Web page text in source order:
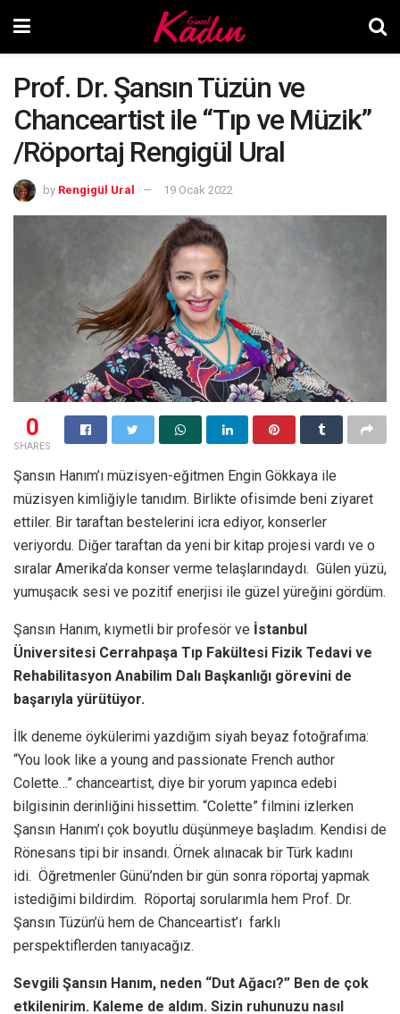
Prof. Dr. Şansın Tüzün ve
Chanceartist ile “Tıp ve Müzik”
/Röportaj Rengigül Ural
by Rengigül Ural 19 Ocak 2022
0
SHARES
Şansın Hanım’ı müzisyen-eğitmen Engin Gökkaya ile
müzisyen kimliğiyle tanıdım. Birlikte ofisimde beni ziyaret
ettiler. Bir taraftan bestelerini icra ediyor, konserler
veriyordu. Diğer taraftan da yeni bir kitap projesi vardı ve o
sıralar Amerika’da konser verme telaşlarındaydı. Gülen yüzü,
yumuşacık sesi ve pozitif enerjisi ile güzel yüreğini gördüm.
Şansın Hanım, kıymetli bir profesör ve İstanbul
Üniversitesi Cerrahpaşa Tıp Fakültesi Fizik Tedavi ve
Rehabilitasyon Anabilim Dalı Başkanlığı görevini de
başarıyla yürütüyor.
İlk deneme öykülerimi yazdığım siyah beyaz fotoğrafıma:
“You look like a young and passionate French author
Colette…” chanceartist, diye bir yorum yapınca edebi
bilgisinin derinliğini hissettim. “Colette” filmini izlerken
Şansın Hanım’ı çok boyutlu düşünmeye başladım. Kendisi de
Rönesans tipi bir insandı. Örnek alınacak bir Türk kadını
idi. Öğretmenler Günü’nden bir gün sonra röportaj yapmak
istediğimi bildirdim. Röportaj sorularımla hem Prof. Dr.
Şansın Tüzün’ü hem de Chanceartist’ı farklı
perspektiflerden tanıyacağız.
Sevgili Şansın Hanım, neden “Dut Ağacı?” Ben de çok
etkilenirim. Kaleme de aldım. Sizin ruhunuzu nasıl